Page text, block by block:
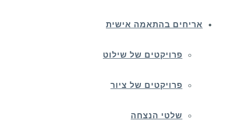
אריחים בהתאמה אישית
פרויקטים של שילוט
פרויקטים של ציור
שלטי הנצחה